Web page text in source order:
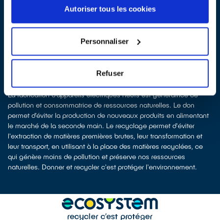
Autoriser tous les cookies
Personnaliser
Refuser
déposer en magasin(reprise « 1 pour 1 » voire « 1 pour 0 »
dans certains points de vente)
, nous remettent ensuite les appareils
collectés afin que nous prenions en charge leur dépollution et
leur recyclage.
Recycler, c’est économiser les ressources et réduire l’impact
environnemental
La fabrication d’appareils électriques neufs est génératrice de
pollution et consommatrice de ressources naturelles. Le don
permet d’éviter la production de nouveaux produits en alimentant
le marché de la seconde main. Le recyclage permet d'éviter
l'extraction de matières premières brutes, leur transformation et
leur transport, en utilisant à la place des matières recyclées, ce
qui génère moins de pollution et préserve nos ressources
naturelles. Donner et recycler c'est protéger l'environnement.